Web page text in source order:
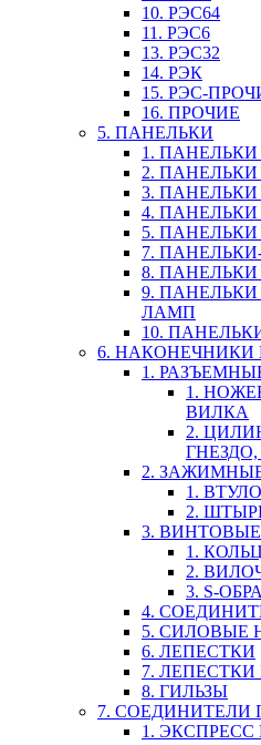
10. РЭС64
11. РЭС6
13. РЭС32
14. РЭК
15. РЭС-
16. ПРОЧИЕ
5. ПАНЕЛЬКИ
1. ПАНЕЛЬКИ
2. ПАНЕЛЬКИ
3.
4.
5. ПАНЕЛЬКИ
7.
8. ПАНЕЛЬКИ
9.
ЛАМП
10.
6. НАКОНЕЧНИКИ
1.
1.
ВИЛКА
2.
2.
1.
2.
3. ВИНТОВЫЕ
1.
2.
3. S-
4.
5. СИЛОВЫЕ
6. ЛЕПЕСТКИ
7.
8. ГИЛЬЗЫ
7. СОЕДИНИТЕЛИ
1.